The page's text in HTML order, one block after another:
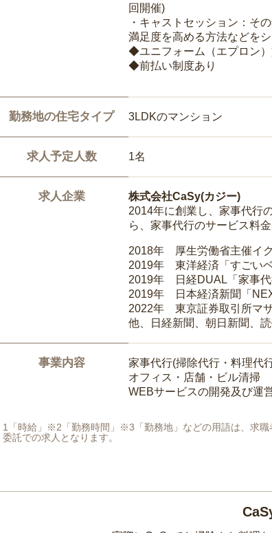
回開催)
・キャストセッション：そ
満足度を高める方法などを
◆ユニフォーム（エプロン
◆前払い制度あり
勤務地の住宅タイプ 3LDKのマンション
求人予定人数 1名
求人企業
株式会社CaSy(カジー)
2014年に創業し、家事代行
ら、家事代行のサービス料
2018年 厚生労働省主催イ
2019年 東洋経済「すごい
2019年 日経DUAL「家事代
2019年 日本経済新聞「
2022年 東京証券取引所マ
他、日経新聞、朝日新聞、
事業内容
家事代行(掃除代行・料理代
オフィス・店舗・ビル清掃
WEBサービスの開発及び運
1「時給」※2「勤務時間」※3「勤務地」などの用語は、求職
委託での求人となります。